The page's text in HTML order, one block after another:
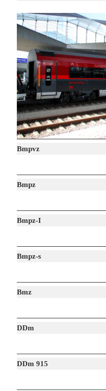
Bmpvz
Bmpz
Bmpz-I
Bmpz-s
Bmz
DDm
DDm 915